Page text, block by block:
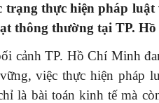
trạng thực hiện pháp
thông thường tại TP.
cảnh TP. Hồ Chí Minh
việc thực hiện pháp
là bài toán kinh tế mà